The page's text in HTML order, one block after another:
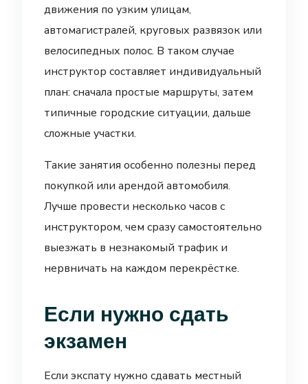
движения по узким улицам,
автомагистралей, круговых развязок или
велосипедных полос. В таком случае
инструктор составляет индивидуальный
план: сначала простые маршруты, затем
типичные городские ситуации, дальше
сложные участки.
Такие занятия особенно полезны перед
покупкой или арендой автомобиля.
Лучше провести несколько часов с
инструктором, чем сразу самостоятельно
выезжать в незнакомый трафик и
нервничать на каждом перекрёстке.
Если нужно сдать
экзамен
Если экспату нужно сдавать местный